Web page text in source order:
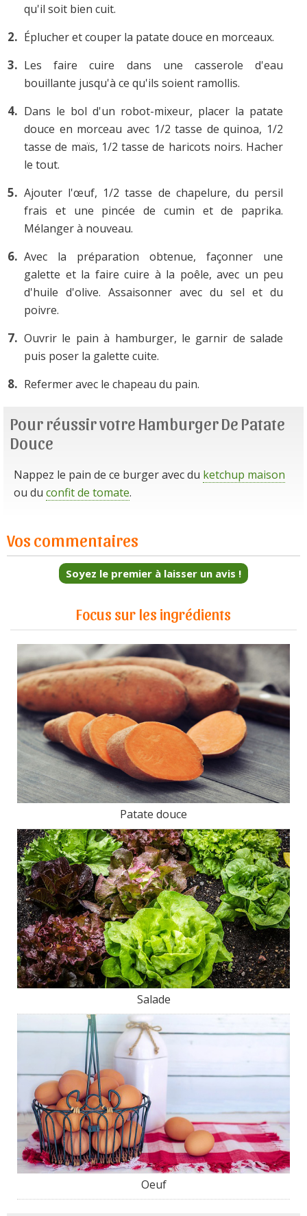
qu'il soit bien cuit.
Éplucher et couper la patate douce en morceaux.
Les faire cuire dans une casserole d'eau
bouillante jusqu'à ce qu'ils soient ramollis.
Dans le bol d'un robot-mixeur, placer la patate
douce en morceau avec 1/2 tasse de quinoa, 1/2
tasse de maïs, 1/2 tasse de haricots noirs. Hacher
le tout.
Ajouter l'œuf, 1/2 tasse de chapelure, du persil
frais et une pincée de cumin et de paprika.
Mélanger à nouveau.
Avec la préparation obtenue, façonner une
galette et la faire cuire à la poêle, avec un peu
d'huile d'olive. Assaisonner avec du sel et du
poivre.
Ouvrir le pain à hamburger, le garnir de salade
puis poser la galette cuite.
Refermer avec le chapeau du pain.
Pour réussir votre Hamburger De Patate
Douce
Nappez le pain de ce burger avec du ketchup maison
ou du confit de tomate.
Vos commentaires
Soyez le premier à laisser un avis !
Focus sur les ingrédients
Patate douce
Salade
Oeuf